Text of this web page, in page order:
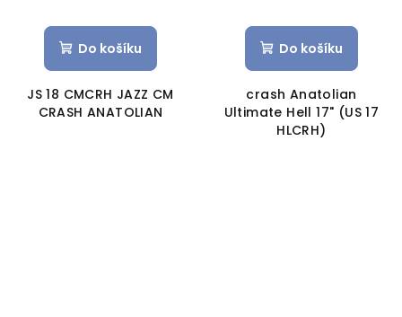
Do košíku
JS 18 CMCRH JAZZ CM
CRASH ANATOLIAN
Do košíku
crash Anatolian
Ultimate Hell 17" (US 17
HLCRH)